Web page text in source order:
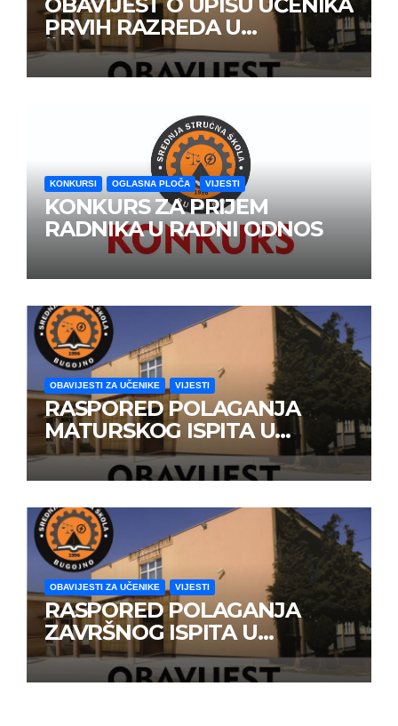
PRVIH RAZREDA U
ŠKOLSKOJ 2026/2027
GODINE
KONKURSI OGLASNA PLOČA VIJESTI
KONKURS ZA PRIJEM
RADNIKA U RADNI ODNOS
OBAVIJESTI ZA UČENIKE VIJESTI
RASPORED POLAGANJA
MATURSKOG ISPITA U
JUNSKOM ISPITNOM ROKU
OBAVIJESTI ZA UČENIKE VIJESTI
RASPORED POLAGANJA
ZAVRŠNOG ISPITA U
JUNSKOM ISPITNOM ROKU